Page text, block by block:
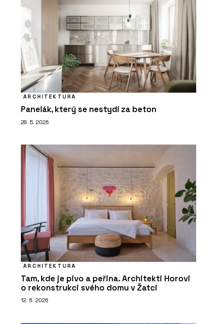
ARCHITEKTURA
Panelák, který se nestydí za beton
28. 5. 2026
ARCHITEKTURA
Tam, kde je pivo a peřina. Architekti Horovi
o rekonstrukci svého domu v Žatci
12. 6. 2026